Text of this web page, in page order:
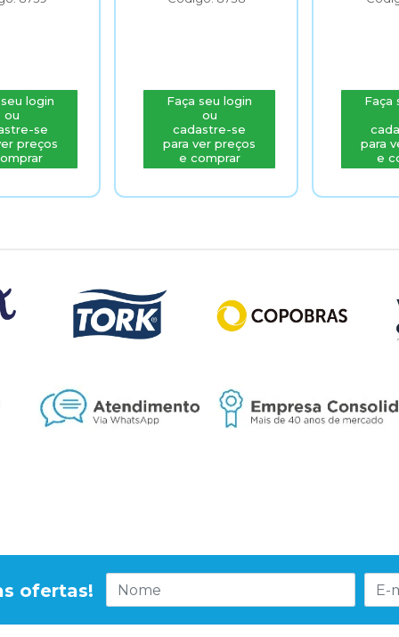
login
ou
se
preços
Faça seu login
ou
cadastre-se
para ver preços
e comprar
Faça
para
e
ofertas!